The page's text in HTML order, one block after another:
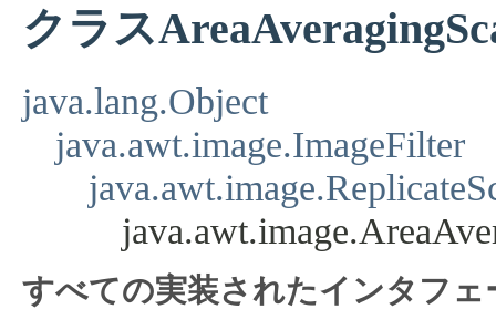
クラス
java.lang.Object
java.awt.image.ImageFilter
すべての実装されたインタフェ